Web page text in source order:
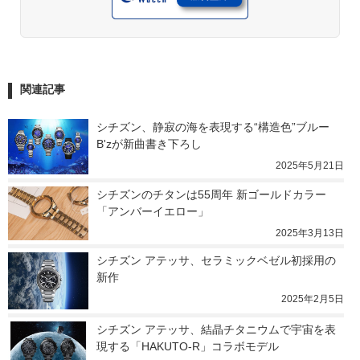
関連記事
シチズン、静寂の海を表現する“構造色”ブルー
B'zが新曲書き下ろし
2025年5月21日
シチズンのチタンは55周年 新ゴールドカラー
「アンバーイエロー」
2025年3月13日
シチズン アテッサ、セラミックベゼル初採用の
新作
2025年2月5日
シチズン アテッサ、結晶チタニウムで宇宙を表
現する「HAKUTO-R」コラボモデル